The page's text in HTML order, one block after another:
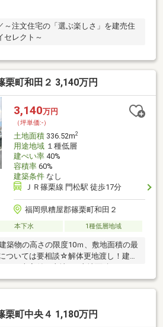
～注文住宅の「選ぶ楽しさ」を建売住
セレクト～
栗町和田２ 3,140万円
3,140万円
（坪単価:-）
土地面積336.52m2
用途地域１種低層
建ぺい率40%
容積率60%
建築条件なし
ＪＲ篠栗線 門松駅 徒歩17分
福岡県糟屋郡篠栗町和田２
本下水 1種低層地域
築物の高さの限度10ｍ、敷地面積の最
ついては要相談☆解体更地渡し！建築
建物面積：142.58㎡（約43.13坪）●閑
りのある敷地！●TRIAL smart他、多数
ロスプラザ篠栗』まで徒歩約5分！
分！（車で約6分）●西鉄バス「上脇
栗町中央４ 1,180万円